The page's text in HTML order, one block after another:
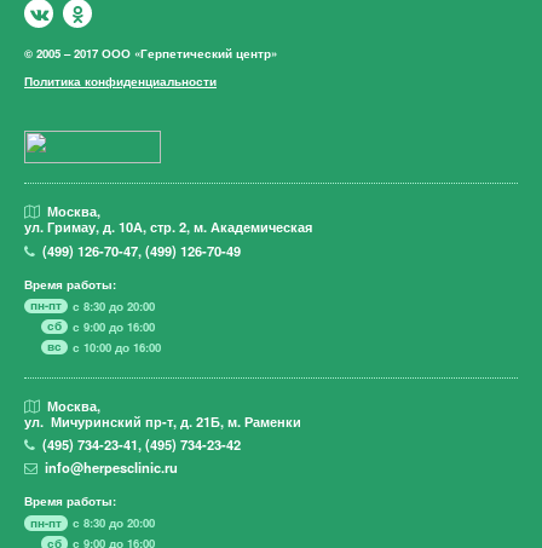
© 2005 – 2017 ООО «Герпетический центр»
Политика конфиденциальности
Москва,
ул. Гримау,д. 10А, стр. 2, м. Академическая
(499)126-70-47,(499)126-70-49
Время работы:
пн-пт
с 8:30 до 20:00
сб
с 9:00 до 16:00
вс
с 10:00 до 16:00
Москва,
ул. Мичуринский пр-т, д. 21Б, м. Раменки
(495)734-23-41,(495)734-23-42
info@herpesclinic.ru
Время работы:
пн-пт
с 8:30 до 20:00
сб
с 9:00 до 16:00